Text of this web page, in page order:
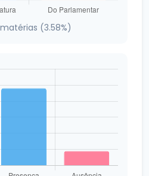
(3.58%)